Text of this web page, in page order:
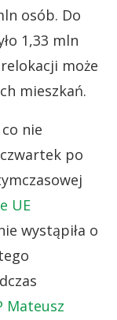
osób. Do
1,33 mln
może
mieszkań.
nie
po
UE
wystąpiła o
Mateusz